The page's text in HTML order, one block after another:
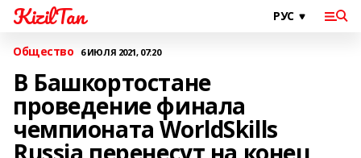
KizilTan
Общество 6 ИЮЛЯ 2021, 07:20
В Башкортостане
проведение финала
чемпионата WorldSkills